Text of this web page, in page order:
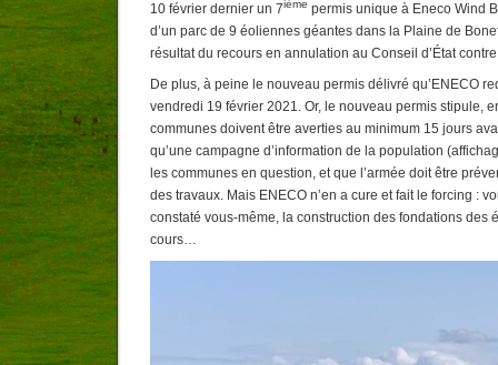
10 février dernier un 7ième permis unique à Eneco Wind
d’un parc de 9 éoliennes géantes dans la Plaine de
résultat du recours en annulation au Conseil d’État
De plus, à peine le nouveau permis délivré qu’ENECO
vendredi 19 février 2021. Or, le nouveau permis stipule,
communes doivent être averties au minimum 15 jours
qu’une campagne d’information de la population
les communes en question, et que l’armée doit être
des travaux. Mais ENECO n’en a cure et fait le forcing :
constaté vous-même, la construction des fondations des
cours…